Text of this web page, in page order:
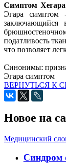
Симптом Хегара
Эгара
податливость
что позволяет
Синонимы:
Эгара симптом
ВЕРНУТЬСЯ К
Новое на
Медицинский
Cиндром